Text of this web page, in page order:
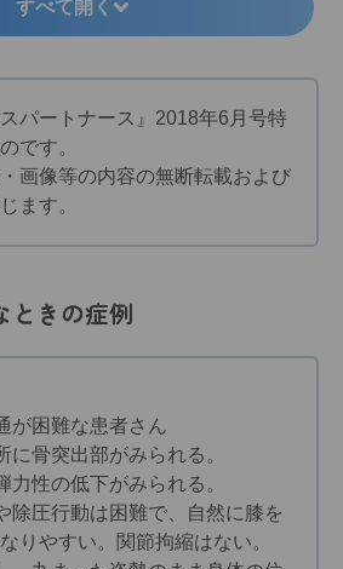
すべて開く
パートナース』2018年6月号特
です。
画像等の内容の無断転載および
ます。
とき の症例
が困難な患者さん
に骨突出部がみられる。
力性の低下がみられる。
除圧行動は困難で、自然に膝を
りやすい。関節拘縮はない。